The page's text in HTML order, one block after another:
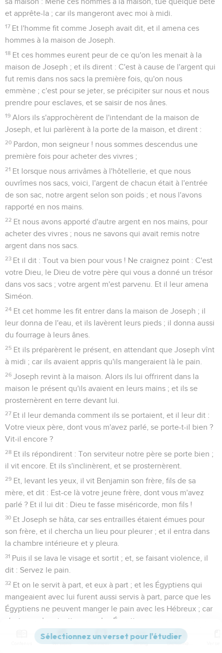
et apprête-la ; car ils mangeront avec moi à midi.
17 Et l'homme fit comme Joseph avait dit, et il amena ces
hommes à la maison de Joseph.
18 Et ces hommes eurent peur de ce qu'on les menait à la
maison de Joseph ; et ils dirent : C'est à cause de l'argent qui
fut remis dans nos sacs la première fois, qu'on nous
emmène ; c'est pour se jeter, se précipiter sur nous et nous
prendre pour esclaves, et se saisir de nos ânes.
19 Alors ils s'approchèrent de l'intendant de la maison de
Joseph, et lui parlèrent à la porte de la maison, et dirent :
20 Pardon, mon seigneur ! nous sommes descendus une
première fois pour acheter des vivres ;
21 Et lorsque nous arrivâmes à l'hôtellerie, et que nous
ouvrîmes nos sacs, voici, l'argent de chacun était à l'entrée
de son sac, notre argent selon son poids ; et nous l'avons
rapporté en nos mains.
22 Et nous avons apporté d'autre argent en nos mains, pour
acheter des vivres ; nous ne savons qui avait remis notre
argent dans nos sacs.
23 Et il dit : Tout va bien pour vous ! Ne craignez point : C'est
votre Dieu, le Dieu de votre père qui vous a donné un trésor
dans vos sacs ; votre argent m'est parvenu. Et il leur amena
Siméon.
24 Et cet homme les fit entrer dans la maison de Joseph ; il
leur donna de l'eau, et ils lavèrent leurs pieds ; il donna aussi
du fourrage à leurs ânes.
25 Et ils préparèrent le présent, en attendant que Joseph vînt
à midi ; car ils avaient appris qu'ils mangeraient là le pain.
26 Joseph revint à la maison. Alors ils lui offrirent dans la
maison le présent qu'ils avaient en leurs mains ; et ils se
prosternèrent en terre devant lui.
27 Et il leur demanda comment ils se portaient, et il leur dit :
Votre vieux père, dont vous m'avez parlé, se porte-t-il bien ?
Vit-il encore ?
28 Et ils répondirent : Ton serviteur notre père se porte bien ;
il vit encore. Et ils s'inclinèrent, et se prosternèrent.
29 Et, levant les yeux, il vit Benjamin son frère, fils de sa
mère, et dit : Est-ce là votre jeune frère, dont vous m'avez
parlé ? Et il lui dit : Dieu te fasse miséricorde, mon fils !
30 Et Joseph se hâta, car ses entrailles étaient émues pour
son frère, et il chercha un lieu pour pleurer ; et il entra dans
la chambre intérieure et y pleura.
31 Puis il se lava le visage et sortit ; et, se faisant violence, il
dit : Servez le pain.
32 Et on le servit à part, et eux à part ; et les Égyptiens qui
mangeaient avec lui furent aussi servis à part, parce que les
Égyptiens ne peuvent manger le pain avec les Hébreux ; car
c'est une abomination pour les Égyptiens.
Ils s'assirent donc en sa présence, l'aîné selon son droit
Versions Commentaires Strong